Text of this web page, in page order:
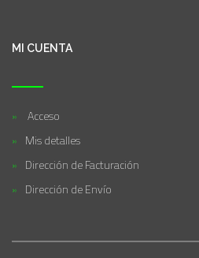
MI CUENTA
Acceso
Mis detalles
Dirección de Facturación
Dirección de Envío